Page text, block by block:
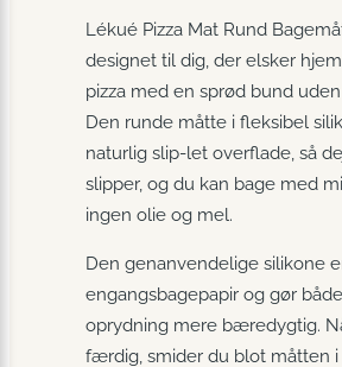
Lékué Pizza Mat Rund
designet til dig, der elsker
pizza med en sprød bund
Den runde måtte i fleksibel
naturlig slip-let overflade, så
slipper, og du kan bage med
ingen olie og mel.
Den genanvendelige silikone
engangsbagepapir og gør
oprydning mere bæredygtig.
færdig, smider du blot måtten i